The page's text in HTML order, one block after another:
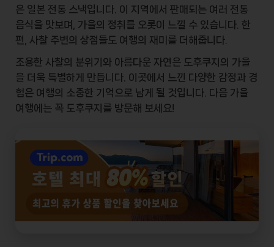
은 일본 전통 스낵입니다. 이 지역에서 판매되는 여러 전통
음식을 맛보며, 가을의 정취를 오롯이 느낄 수 있습니다. 한
편, 사찰 주변의 상점들도 여행의 재미를 더해줍니다.
조용한 사찰의 분위기와 아름다운 자연은 도후쿠지의 가을
을 더욱 특별하게 만듭니다. 이곳에서 느낀 다양한 감정과 경
험은 여행의 소중한 기억으로 남게 될 것입니다. 다음 가을
여행에는 꼭 도후쿠지 를 방문해 보세요!